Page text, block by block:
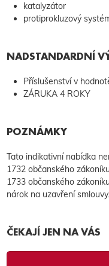
katalyzátor
protiprokluzový
NADSTANDARDNÍ
Příslušenství v
ZÁRUKA 4 ROKY
POZNÁMKY
Tato indikativní nabídka
1732 občanského
1733 občanského
nárok na uzavření smlouvy.
ČEKAJÍ JEN NA VÁS